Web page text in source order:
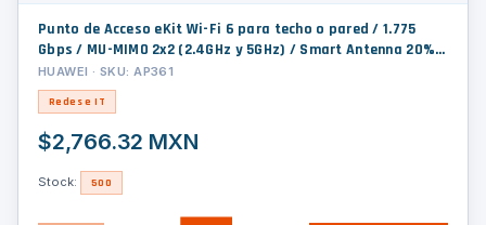
Punto de Acceso eKit Wi-Fi 6 para techo o pared / 1.775
Gbps / MU-MIMO 2x2 (2.4GHz y 5GHz) / Smart Antenna 20%
más cobertura / Hasta 128 clientes / Libre de
licenciamiento
HUAWEI · SKU: AP361
Redes e IT
$2,766.32 MXN
Stock: 500